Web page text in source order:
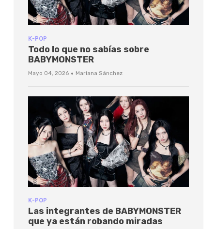
K-POP
Todo lo que no sabías sobre
BABYMONSTER
Mayo 04, 2026 · Mariana Sánchez
K-POP
Las integrantes de BABYMONSTER
que ya están robando miradas